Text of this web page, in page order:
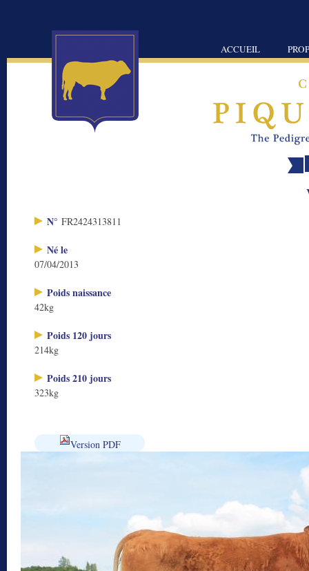
ACCUEIL
N° FR2424313811
Né le
07/04/2013
Poids naissance
42kg
Poids 120 jours
214kg
Poids 210 jours
323kg
Version PDF